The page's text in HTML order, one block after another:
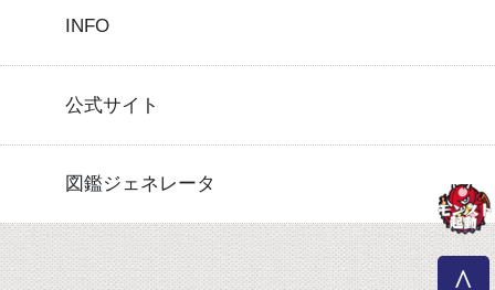
INFO
公式サイト
図鑑ジェネレータ